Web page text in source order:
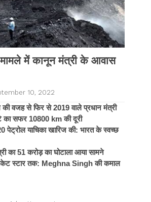
मामले में कानून मंत्री के आवास
10, 2022
वजह से फिर से 2019 वाले प्रधान मंत्री
का सफर 10800 km की दूरी
पेट्रोल याचिका खारिज की: भारत के स्वच्छ
का 51 करोड़ का घोटाला आया सामने
स्टार तक: Meghna Singh की कमाल